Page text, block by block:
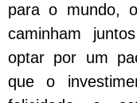
para o mundo,
caminham
optar por um
que o